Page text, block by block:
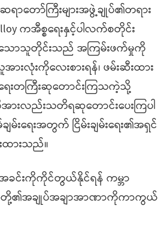
တော်ကြီးများအဖွဲ့ချုပ်၏တရား
ကအီစ္စရေးနှင့်ပါလက်စတိုင်း
စ်သောသူတိုင်းသည် အကြမ်းဖက်မှုကို
ားလုံးကိုလေးစားရန်၊ ဖမ်းဆီးထား
ေးတကြီးဆုတောင်းကြသကဲ့သို့
အားလည်းသတိရဆုတောင်းပေးကြပါ
ရေးအတွက် ငြိမ်းချမ်းရေး၏အရှင်
ားသည်။
ခင်းကိုကိုင်တွယ်နိုင်ရန် ကမ္ဘာ
မိမိတို့၏အချုပ်အချာအာဏာကိုကာကွယ်